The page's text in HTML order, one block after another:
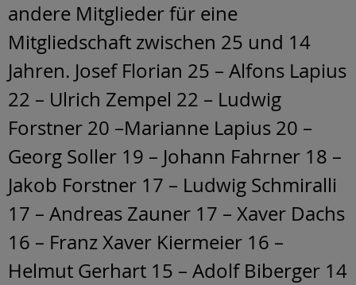
andere Mitglieder für eine
Mitgliedschaft zwischen 25 und 14
Jahren. Josef Florian 25 – Alfons Lapius
22 – Ulrich Zempel 22 – Ludwig
Forstner 20 –Marianne Lapius 20 –
Georg Soller 19 – Johann Fahrner 18 –
Jakob Forstner 17 – Ludwig Schmiralli
17 – Andreas Zauner 17 – Xaver Dachs
16 – Franz Xaver Kiermeier 16 –
Helmut Gerhart 15 – Adolf Biberger 14